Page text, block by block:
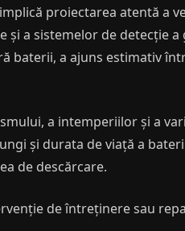
proiectarea atentă a
a sistemelor de detecție a
a ajuns estimativ
a intemperiilor și a
și durata de viață a
de descărcare.
de întreținere sau